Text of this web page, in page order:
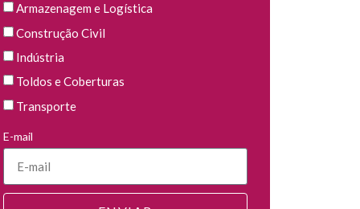
Armazenagem e Logística
Construção Civil
Indústria
Toldos e Coberturas
Transporte
E-mail